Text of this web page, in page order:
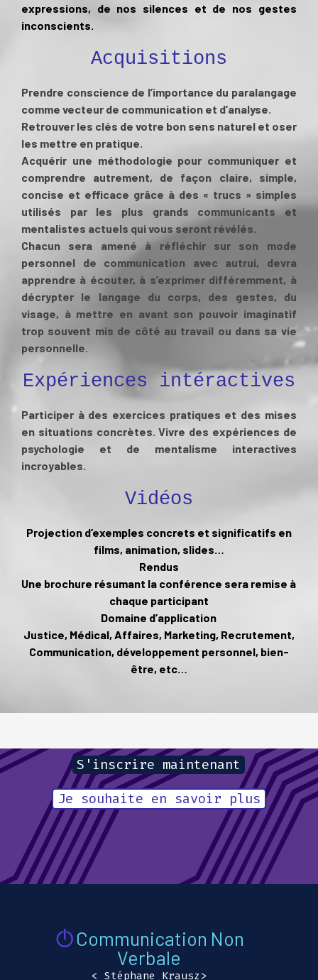
expressions, de nos silences et de nos gestes
inconscients.
Acquisitions
Prendre conscience de l’importance du paralangage
comme vecteur de communication et d’analyse.
Retrouver les clés de votre bon sens naturel et oser
les mettre en pratique.
Acquérir une méthodologie pour communiquer et
comprendre autrement, de façon claire, simple,
concise et efficace grâce à des « trucs » simples
utilisés par les plus grands communicants et
mentalistes actuels qui vous seront révélés.
Chacun sera amené à réfléchir sur son mode
personnel de communication avec autrui, devra
apprendre à écouter, à s’exprimer différemment, à
décrypter le langage du corps, des gestes, du
visage, à mettre en avant son pouvoir imaginatif
trop souvent mis de côté au travail ou dans sa vie
personnelle.
Expériences intéractives
Participer à des exercices pratiques et des mises
en situations concrètes. Vivre des expériences de
psychologie et de mentalisme interactives
incroyables.
Vidéos
Projection d’exemples concrets et significatifs en
films, animation, slides…
Rendus
Une brochure résumant la conférence sera remise à
chaque participant
Domaine d’application
Justice, Médical, Affaires, Marketing, Recrutement,
Communication, développement personnel, bien-
être, etc…
S'inscrire maintenant
Je souhaite en savoir plus
Communication Non
Verbale
< Stéphane Krausz >